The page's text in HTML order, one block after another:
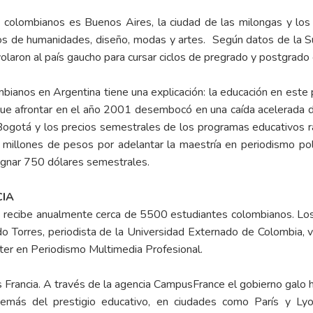
es Buenos Aires, la ciudad de las milongas y
de humanidades, diseño, modas y artes. Según datos de la
al país gaucho para cursar ciclos de pregrado y
en Argentina tiene una explicación: la educación en
afrontar en el año 2001 desembocó en una caída
y los precios semestrales de los programas educativos
de pesos por adelantar la maestría en periodismo
750 dólares semestrales.
anualmente cerca de 5500 estudiantes colombianos.
Torres, periodista de la Universidad Externado de
en Periodismo Multimedia Profesional.
A través de la agencia CampusFrance el gobierno
del prestigio educativo, en ciudades como París y